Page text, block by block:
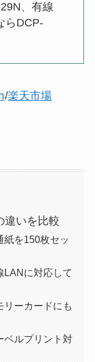
、有線
らDCP-
/楽天市場
違いを比較
を150枚セッ
に対応して
ーカードにも
ルプリント対